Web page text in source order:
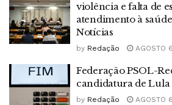
violência e falta de
atendimento à
Notícias
by Redação AGOSTO
Federação PSOL-
candidatura de Lula
by Redação AGOSTO